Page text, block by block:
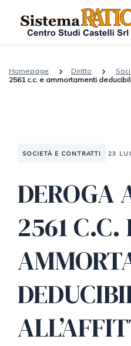
Homepage Diritto
2561 c.c. e ammortamenti
SOCIETÀ E CONTRATTI 23
DEROGA
2561 C.C.